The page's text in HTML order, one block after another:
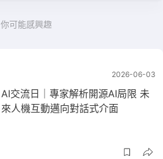
你可能感興趣
2026-06-03
AI交流日｜專家解析開源AI局限 未
來人機互動邁向對話式介面